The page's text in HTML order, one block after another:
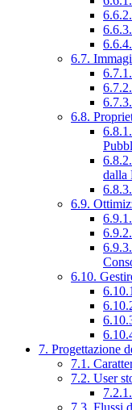
6.7.
6.8.
dalla
6.9.
6.10.
7. Progettazione
7.1.
7.2. User
7.3. Flussi